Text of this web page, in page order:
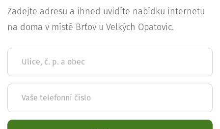
Zadejte adresu a ihned uvidíte nabídku internetu
na doma v místě Brťov u Velkých Opatovic.
Ulice, č. p. a obec
Vaše telefonní číslo